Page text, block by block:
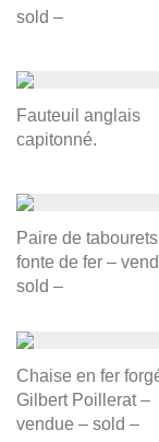
sold –
Fauteuil anglais
capitonné.
Paire de
fonte de fer –
sold –
Chaise en fer
Gilbert Poillerat –
vendue – sold –